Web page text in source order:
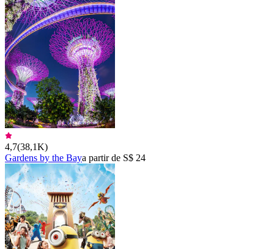
4,7(38,1K)
Gardens by the Baya partir de S$ 24